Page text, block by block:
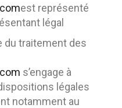
est représenté
légal
du traitement des
s’engage à
légales
notamment au